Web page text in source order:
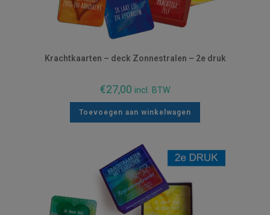
Krachtkaarten – deck Zonnestralen – 2e druk
€27,00 incl. BTW
Toevoegen aan winkelwagen